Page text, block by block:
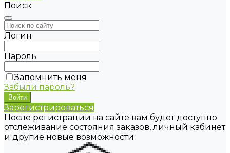
Поиск
Логин
Пароль
Запомнить меня
Забыли пароль?
Зарегистрироваться
После регистрации на сайте вам будет доступно
отслеживание состояния заказов, личный кабинет
и другие новые возможности